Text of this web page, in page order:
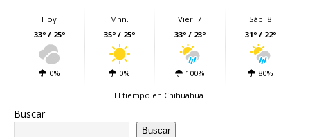
Hoy
33º / 25º
0%
Mñn.
35º / 25º
0%
Vier. 7
33º / 23º
100%
Sáb. 8
31º / 22º
80%
El tiempo en Chihuahua
Buscar
Buscar